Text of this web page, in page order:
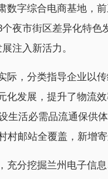
数字综合电商基地，
夜市街区差异化特色
注入新活力。
际，分类指导企业以
化发展，提升了物流
生活必需品流通保供
邮站全覆盖，新增寄
充分挖掘兰州电子信